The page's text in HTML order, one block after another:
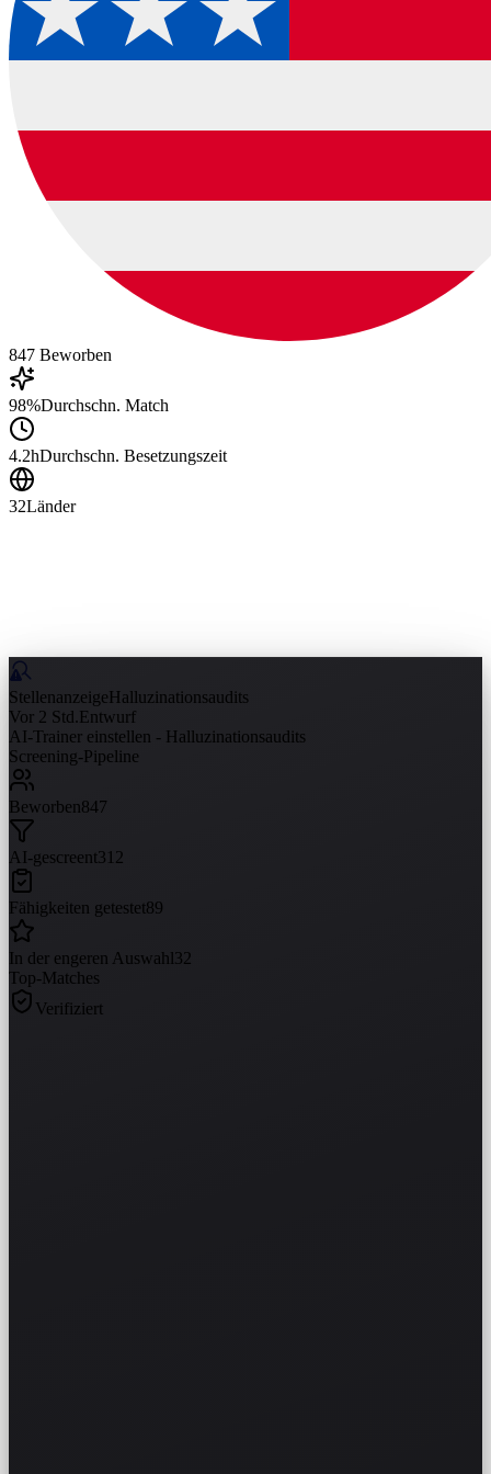
847 Beworben
98%Durchschn. Match
4.2hDurchschn. Besetzungszeit
32Länder
StellenanzeigeHalluzinationsaudits
Vor 2 Std.Entwurf
AI-Trainer einstellen - Halluzinationsaudits
Screening-Pipeline
Beworben847
AI-gescreent312
Fähigkeiten getestet89
In der engeren Auswahl32
Top-Matches
Verifiziert